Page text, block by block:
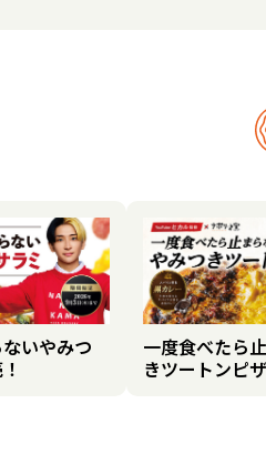
いやみつ
一度食べたら
きツートンピ